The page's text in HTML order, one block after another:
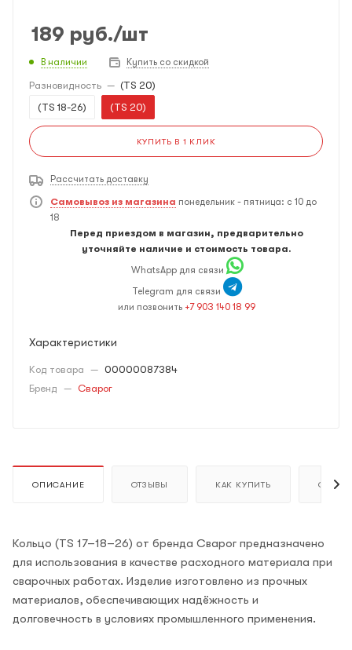
189 руб./шт
В наличии Купить со скидкой
Разновидность — (TS 20)
(TS 18-26)
(TS 20)
КУПИТЬ В 1 КЛИК
Рассчитать доставку
Самовывоз из магазина понедельник - пятница: с 10 до
18
Перед приездом в магазин, предварительно
уточняйте наличие и стоимость товара.
WhatsApp для связи
Telegram для связи
или позвонить +7 903 140 18 99
Характеристики
Код товара — 00000087384
Бренд — Сварог
ОПИСАНИЕ ОТЗЫВЫ КАК КУПИТЬ ОПЛАТА
Кольцо (TS 17–18–26) от бренда Сварог предназначено
для использования в качестве расходного материала при
сварочных работах. Изделие изготовлено из прочных
материалов, обеспечивающих надёжность и
долговечность в условиях промышленного применения.